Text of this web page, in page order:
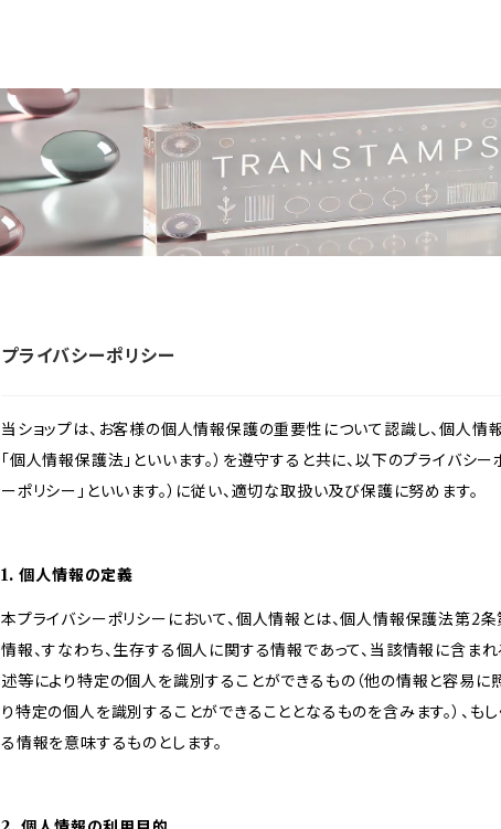
プライバシーポリシー
当ショップは、お客様の個人情報保護の重要性について認識し、個人情
「個人情報保護法」といいます。）を遵守すると共に、以下のプライバシー
ーポリシー」といいます。）に従い、適切な取扱い及び保護に努めます。
1. 個人情報の定義
本プライバシーポリシーにおいて、個人情報とは、個人情報保護法第2
情報、すなわち、生存する個人に関する情報であって、当該情報に含ま
述等により特定の個人を識別することができるもの（他の情報と容易に
り特定の個人を識別することができることとなるものを含みます。）、
る情報を意味するものとします。